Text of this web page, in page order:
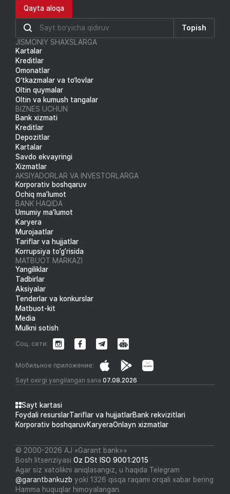
Qayta aloqa
Topish
JISMONIY SHAXSLARGA
Kartalar
Kreditlar
Omonatlar
O‘tkazmalar va to‘lovlar
Oltin quymalar
Oltin va kumush tangalar
BIZNES UCHUN
Bank xizmati
Kreditlar
Depozitlar
Kartalar
Savdo ekvayringi
Xizmatlar
AKSIYADORLAR VA INVESTORLARGA
Korporativ boshqaruv
Ochiq ma’lumot
BANK HAQIDA
Umumiy ma’lumot
Karyera
Murojaatlar
Tariflar va hujjatlar
Korrupsiya to’g’risida
MATBUOT MARKAZI
Yangiliklar
Tadbirlar
Aksiyalar
Tenderlar va konkurslar
Matbuot-kit
Media
Mulkni sotish
Sayt oxirgi yangilangan sana 07.08.2026
Мобильное приложение:
Соц. сети:
Sayt kartasi
Foydali resurslarTariflar va hujjatlarBank rekvizitlari
Korporativ boshqaruvKaryeraOnlayn xizmatlar
© 2000-2026 АJ «Garant bank»»
Bosh litsenziyasi Oz DSt ISO 9001:2015
Agar siz xatolikni aniqlasangiz, u haqida Telegram
@garantbankuzb yoki 1326 qisqa raqami orqali xabar bering
Hamma huquqlar himoyalangan.